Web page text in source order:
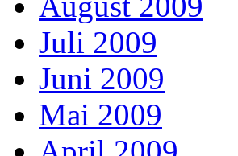
Juli 2009
Juni 2009
Mai 2009